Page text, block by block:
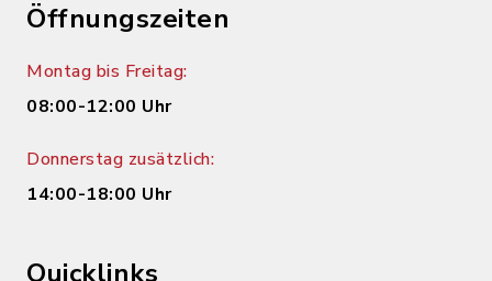
Öffnungszeiten
Montag bis Freitag:
08:00-12:00 Uhr
Donnerstag zusätzlich:
14:00-18:00 Uhr
Quicklinks